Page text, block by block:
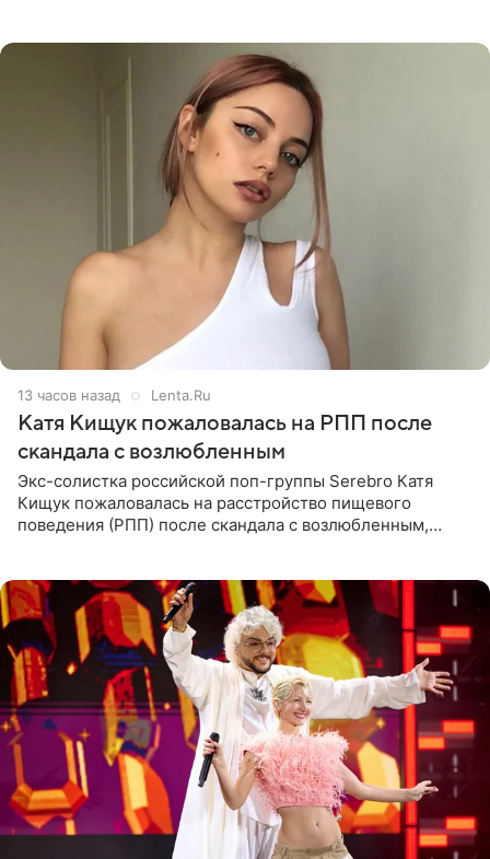
13 часов назад Lenta.Ru
Катя Кищук пожаловалась на РПП после
скандала с возлюбленным
Экс-солистка российской поп-группы Serebro Катя
Кищук пожаловалась на расстройство пищевого
поведения (РПП) после скандала с возлюбленным,